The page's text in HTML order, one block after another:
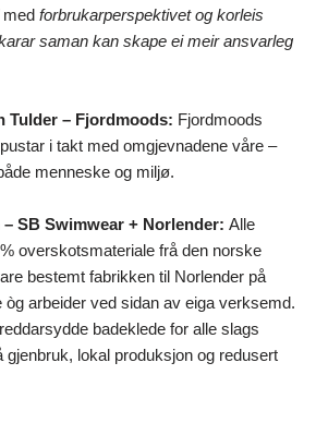
med forbrukarperspektivet og korleis
saman kan skape ei meir ansvarleg
Tulder – Fjordmoods: Fjordmoods
i takt med omgjevnadene våre –
menneske og miljø.
SB Swimwear + Norlender: Alle
overskotsmateriale frå den norske
bestemt fabrikken til Norlender på
arbeider ved sidan av eiga verksemd.
badeklede for alle slags
gjenbruk, lokal produksjon og redusert